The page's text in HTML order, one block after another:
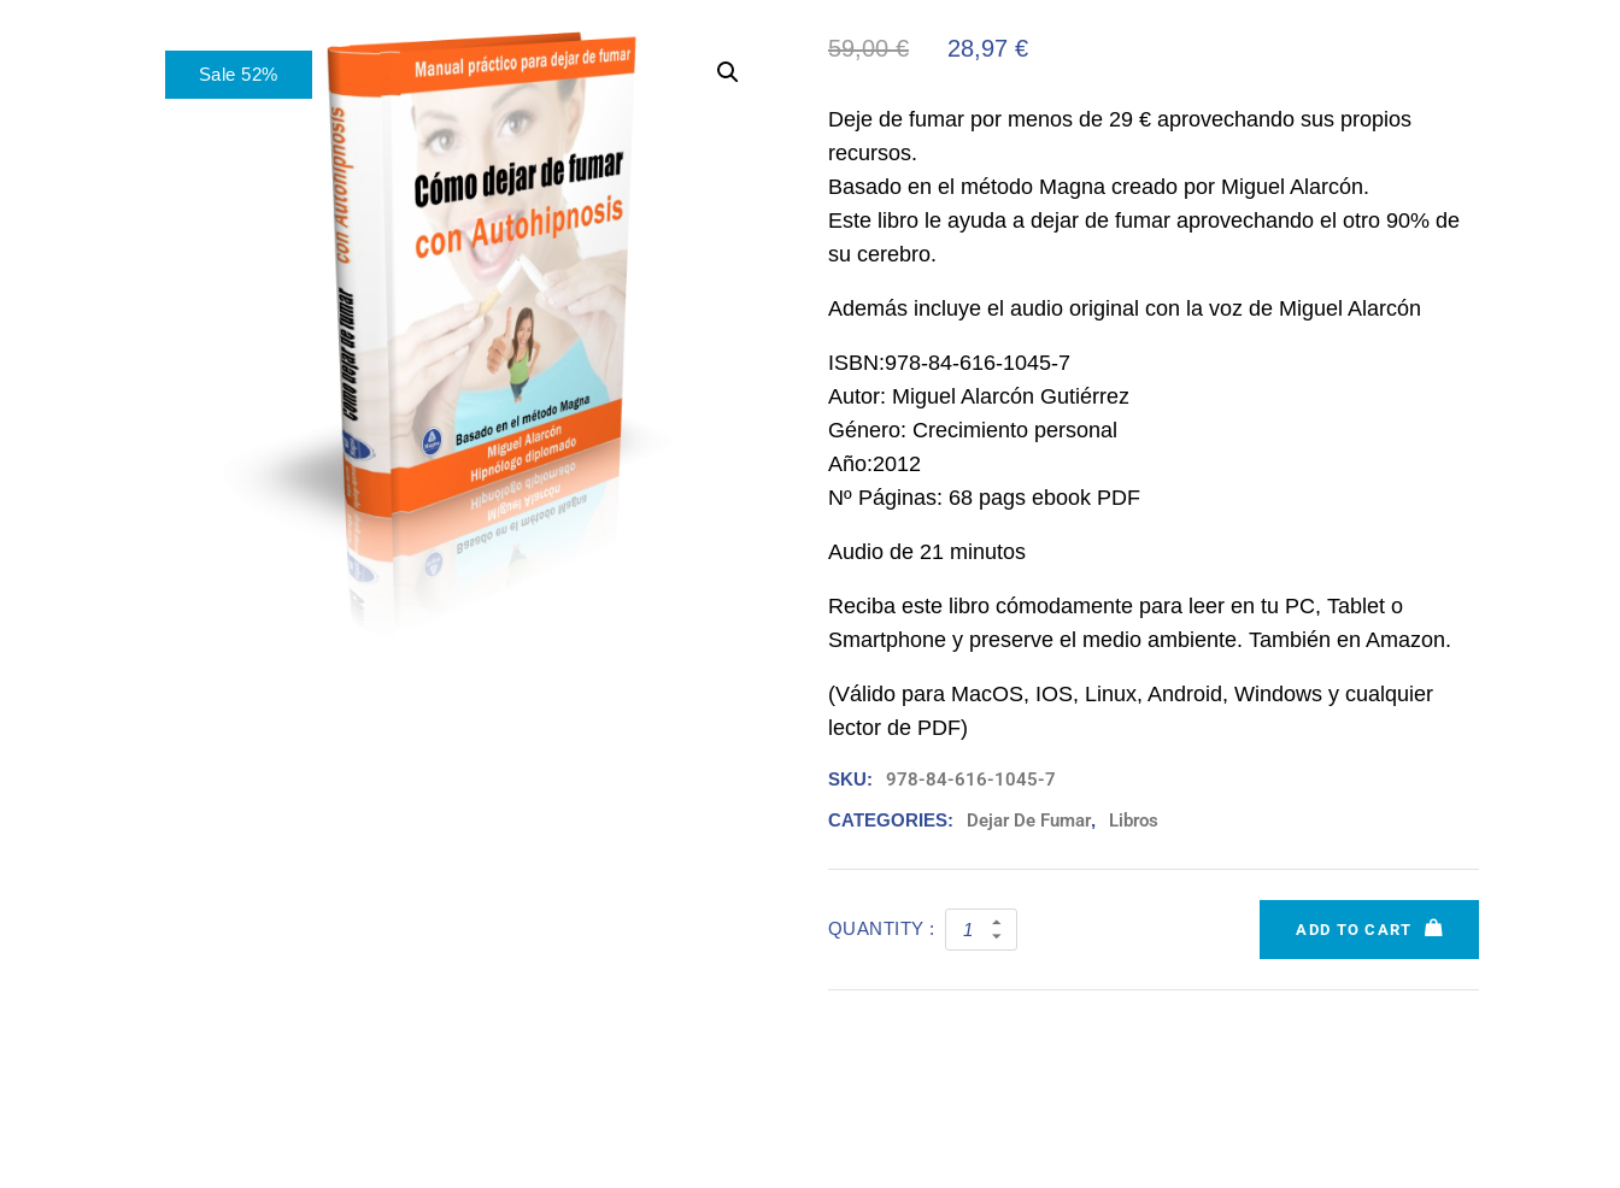
Sale 52%
59,00€ 28,97 €
Deje de fumar por menos de 29 € aprovechando sus propios
recursos.
Basado en el método Magna creado por Miguel Alarcón.
Este libro le ayuda a dejar de fumar aprovechando el otro 90% de
su cerebro.
Además incluye el audio original con la voz de Miguel Alarcón
ISBN:978-84-616-1045-7
Autor: Miguel Alarcón Gutiérrez
Género: Crecimiento personal
Año:2012
Nº Páginas: 68 pags ebook PDF
Audio de 21 minutos
Reciba este libro cómodamente para leer en tu PC, Tablet o
Smartphone y preserve el medio ambiente. También en Amazon.
(Válido para MacOS, IOS, Linux, Android, Windows y cualquier
lector de PDF)
SKU: 978-84-616-1045-7
CATEGORIES: Dejar De Fumar, Libros
QUANTITY : ADD TO CART